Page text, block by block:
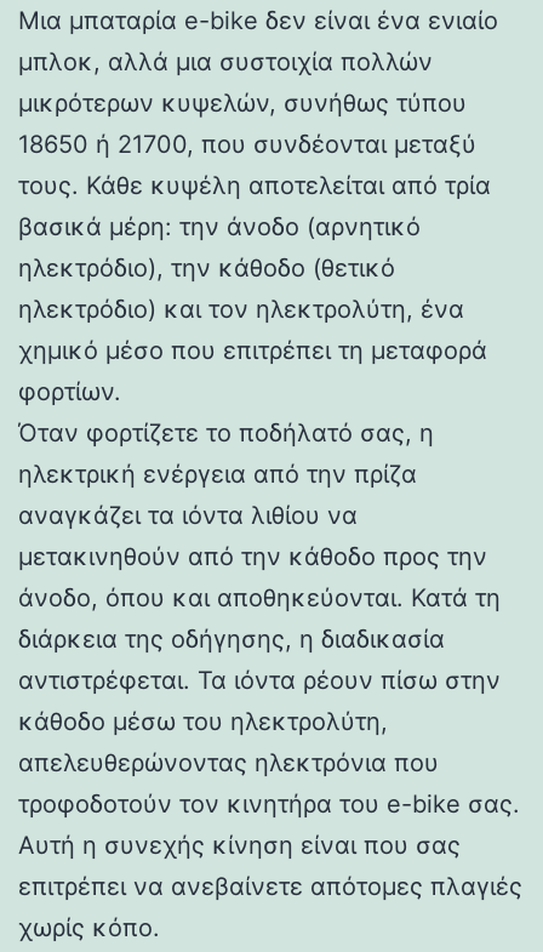
Μια μπαταρία e-bike δεν είναι ένα ενιαίο
μπλοκ, αλλά μια συστοιχία πολλών
μικρότερων κυψελών, συνήθως τύπου
18650 ή 21700, που συνδέονται μεταξύ
τους. Κάθε κυψέλη αποτελείται από τρία
βασικά μέρη: την άνοδο (αρνητικό
ηλεκτρόδιο), την κάθοδο (θετικό
ηλεκτρόδιο) και τον ηλεκτρολύτη, ένα
χημικό μέσο που επιτρέπει τη μεταφορά
φορτίων.
Όταν φορτίζετε το ποδήλατό σας, η
ηλεκτρική ενέργεια από την πρίζα
αναγκάζει τα ιόντα λιθίου να
μετακινηθούν από την κάθοδο προς την
άνοδο, όπου και αποθηκεύονται. Κατά τη
διάρκεια της οδήγησης, η διαδικασία
αντιστρέφεται. Τα ιόντα ρέουν πίσω στην
κάθοδο μέσω του ηλεκτρολύτη,
απελευθερώνοντας ηλεκτρόνια που
τροφοδοτούν τον κινητήρα του e-bike σας.
Αυτή η συνεχής κίνηση είναι που σας
επιτρέπει να ανεβαίνετε απότομες πλαγιές
χωρίς κόπο.